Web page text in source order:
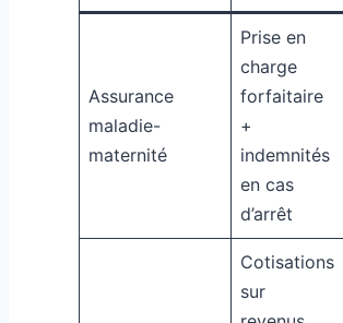
Assurance
maladie-
maternité
Prise en
charge
forfaitaire
+
indemnités
en cas
d’arrêt
Cotisations
sur